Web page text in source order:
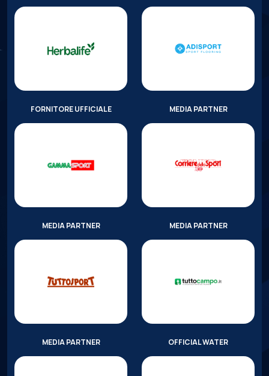
FORNITORE UFFICIALE MEDIA PARTNER
MEDIA PARTNER MEDIA PARTNER
MEDIA PARTNER OFFICIAL WATER